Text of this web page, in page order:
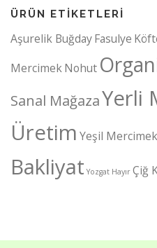
ÜRÜN ETIKETLERI
Aşurelik BuğdayFasulye
MercimekNohut
Sanal MağazaYerli
Üretim Yeşil Mercimek
Bakliyat Yozgat Hayır Çiğ